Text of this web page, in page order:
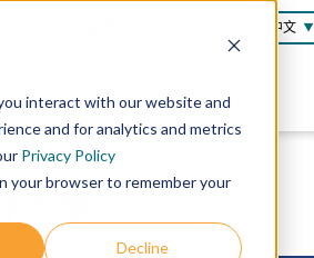
interact with our website and
and for analytics and metrics
Privacy Policy
your browser to remember your
Decline
简体中文
亡率